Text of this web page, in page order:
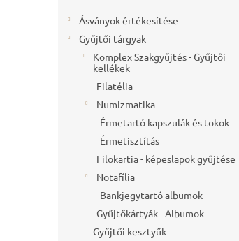
Ásványok értékesítése
Gyűjtői tárgyak
Komplex Szakgyűjtés - Gyűjtői
kellékek
Filatélia
Numizmatika
Érmetartó kapszulák és tokok
Érmetisztítás
Filokartia - képeslapok gyűjtése
Notafília
Bankjegytartó albumok
Gyűjtőkártyák - Albumok
Gyűjtői kesztyűk